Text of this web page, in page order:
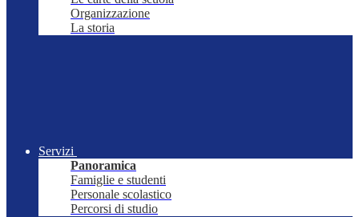
Organizzazione
La storia
Servizi
Panoramica
Famiglie e studenti
Personale scolastico
Percorsi di studio